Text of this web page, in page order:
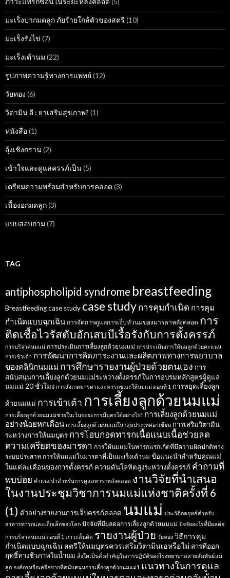
มะเร็งปากมดลูก ภัยร้ายใกล้ตัวของสตรี (10)
มะเร็งรังไข่ (7)
มะเร็งเต้านม (22)
รูปภาพความรู้ทางการแพทย์ (12)
วัยทอง (6)
วิตามิน อี : ยาเสริมสุขภาพ? (1)
หนังสือ(1)
อุ้งเชิงกราน(2)
เข้าใจและดูแลครรภ์เป็น(5)
เตรียมความพร้อมสำหรับการคลอด (3)
เนื้องอกมดลูก(3)
แบบสอบถาม (7)
TAG
antiphospholipid syndrome breastfeeding
Breastfeeding case study case studyการคุมกำเนิด การคุม
กำเนิดแบบฉุกเฉิน การจัดการดูแลการเจ็บหัวนมของมารดาหลังคลอด การ
ติดเชื้อไวรัสตับอักเสบบีเรื้อรังกับการตั้งครรภ์
การบริจาคนมแม่ การประเมินการเลี้ยงลูกด้วยนมแม่ การประเมินการให้นมลูกด้วยคะแนน
การเข้าเต้า การพัฒนาการคิดภาระงานและผลิตภาพทางการพยาบาล
ของคลินิกนมแม่ การศึกษารายงานผู้ป่วยด้วยตนเอง การ
สนับสนุนการเลี้ยงลูกด้วยนมแม่ระหว่างตั้งครรภ์ในการอบรมหลักสูตรผู้ดูแล
นมแม่ 20 ชั่วโมง การสังเกตมารดาและทารกขณะให้นมแม่ ตอนที่ 1 การหยุดเลี้ยงลูก
ด้วยนมแม่ การเข้าเต้า การเลี้ยงลูกด้วยนมแม่
การเลี้ยงลูกด้วยนมแม่ช่วยในเว้นระยะการมีบุตรได้อย่างไร? การเลี้ยงลูกด้วยนมแม่
อย่างน้อยหกเดือน การเลี้ยงลูกด้วยนมแม่ในกลุ่มประเทศอาเซียน การเสริมวิตามิน
ระหว่างการให้นมบุตร การโอบกอดทารกเนื้อแนบเนื้อช่วยลด
ความเครียดของมารดา การให้นมแม่ในทารกแรกเกิดที่มีความผิดปกติทาง
ระบบประสาท การให้นมแม่ในมารดาที่เป็นมะเร็งเต้านม ข้อแนะนำสำหรับคุณแม่
ในแต่ละเดือนของการตั้งครรภ์ ความดันโลหิตสูงระหว่างตั้งครรภ์ คำถามที่
พบบ่อย คำแนะนำสำหรับการดูแลทารกหลังคลอด งานวิจัยที่นำเสนอ
ในงานประชุมวิชาการนมแม่แห่งชาติครั้งที่ 6
(1) ตัวอย่างรายงานการเจ็บครรภ์คลอด นมแม่ ประวัติกลยุทธ์สำหรับ
อาหารทารกและเด็กเล็กของโลก ปัจจัยที่มีผลต่อการเลี้ยงลูกด้วยนมแม่ ปัจจัยอะไรที่มีผลต่อ
การบริจาคนมแม่ ตอนที่ 1 ภาวะลิ้นติด รายงานผู้ป่วย วัยทอง วิธีการคุม
กำเนิดแบบฉุกเฉิน สตรีให้นมบุตรควรเสริมวิตามินเอหรือไม่ สารที่ออก
ฤทธิ์ทางชีวภาพในน้ำนม สิ่งใดเป็นสิ่งสำคัญในการปฏิบัติของโรงพยาบาลสายสัมพันธ์แม่
ลูก องค์กรหรือเครือข่ายที่สนับสนุนการเลี้ยงลูกด้วยนมแม่1 แนวทางในการดูแล